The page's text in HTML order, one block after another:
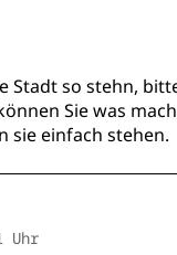
Stadt so stehn,
Sie was
sie einfach stehen.
Uhr